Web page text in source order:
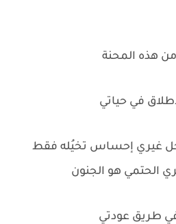
هذه المحنة
في حياتي
غيري إحساس تخيُله فقط
الحتمي هو الجنون
طريق عودتي